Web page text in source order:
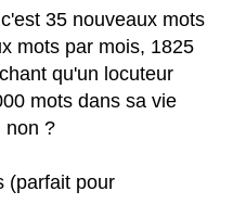
35 nouveaux mots
mots par mois, 1825
qu'un locuteur
mots dans sa vie
non ?
(parfait pour